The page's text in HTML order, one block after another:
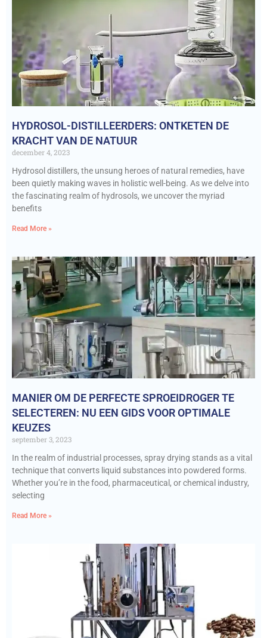
HYDROSOL-DISTILLEERDERS: ONTKETEN DE
KRACHT VAN DE NATUUR
december 4, 2023
Hydrosol distillers, the unsung heroes of natural remedies, have
been quietly making waves in holistic well-being. As we delve into
the fascinating realm of hydrosols, we uncover the myriad
benefits
Read More »
MANIER OM DE PERFECTE SPROEIDROGER TE
SELECTEREN: NU EEN GIDS VOOR OPTIMALE
KEUZES
september 3, 2023
In the realm of industrial processes, spray drying stands as a vital
technique that converts liquid substances into powdered forms.
Whether you’re in the food, pharmaceutical, or chemical industry,
selecting
Read More »